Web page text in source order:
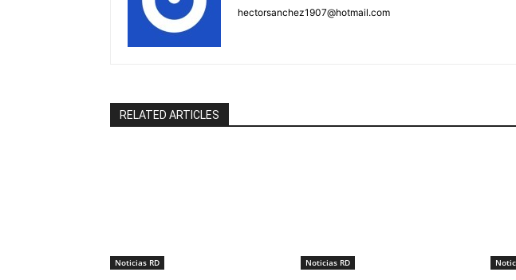
hectorsanchez1907@hotmail.com
RELATED ARTICLES
Noticias RD Noticias RD